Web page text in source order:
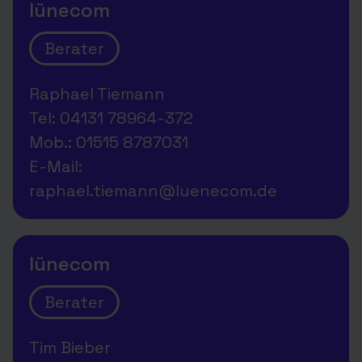
lünecom
Berater
Raphael Tiemann
Tel: 04131 78964-372
Mob.: 01515 8787031
E-Mail:
raphael.tiemann@luenecom.de
lünecom
Berater
Tim Bieber